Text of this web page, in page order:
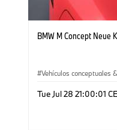
BMW M Concept Neue
Vehículos conceptuales
Tue Jul 28 21:00:01